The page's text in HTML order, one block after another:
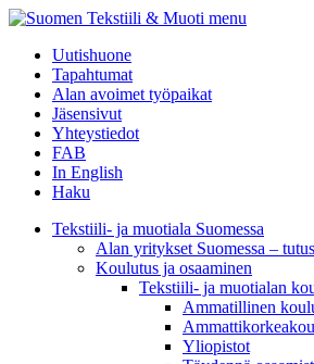
menu
Uutishuone
Tapahtumat
Alan avoimet työpaikat
Jäsensivut
Yhteystiedot
FAB
In English
Haku
Tekstiili- ja muotiala Suomessa
Alan yritykset Suomessa –
Koulutus ja osaaminen
Tekstiili- ja muotialan
Ammatillinen
Yliopistot